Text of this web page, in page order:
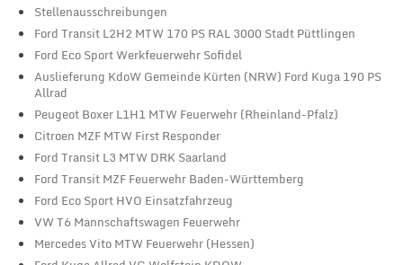
Stellenausschreibungen
Ford Transit L2H2 MTW 170 PS RAL 3000 Stadt Püttlingen
Ford Eco Sport Werkfeuerwehr Sofidel
Auslieferung KdoW Gemeinde Kürten (NRW) Ford Kuga 190 PS
Allrad
Peugeot Boxer L1H1 MTW Feuerwehr (Rheinland-Pfalz)
Citroen MZF MTW First Responder
Ford Transit L3 MTW DRK Saarland
Ford Transit MZF Feuerwehr Baden-Württemberg
Ford Eco Sport HVO Einsatzfahrzeug
VW T6 Mannschaftswagen Feuerwehr
Mercedes Vito MTW Feuerwehr (Hessen)